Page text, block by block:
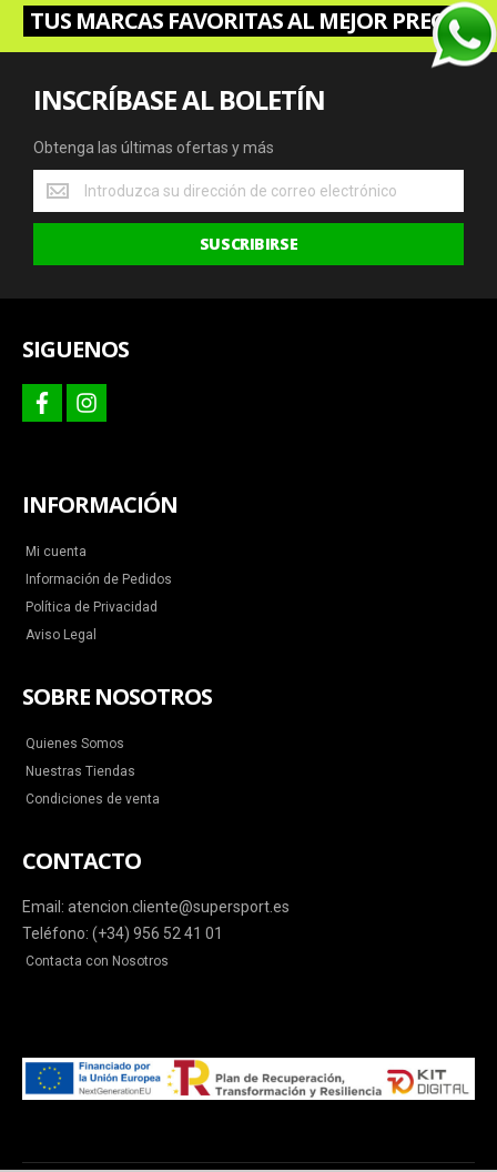
TUS MARCAS FAVORITAS AL MEJOR PRECIO
INSCRÍBASE AL BOLETÍN
Obtenga las últimas ofertas y más
Obtenga
las
últimas
y
SUSCRIBIRSE
SIGUENOS
facebookinstagram
INFORMACIÓN
Mi cuenta
Información de Pedidos
Política de Privacidad
Aviso Legal
SOBRE NOSOTROS
Quienes Somos
Nuestras Tiendas
Condiciones de venta
CONTACTO
Email: atencion.cliente@supersport.es
Teléfono: (+34) 956 52 41 01
Contacta con Nosotros